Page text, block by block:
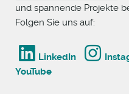
und spannende Projekte
Folgen Sie uns auf:
LinkedIn
YouTube